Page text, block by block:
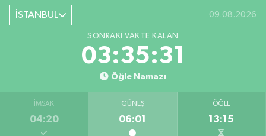
İSTANBUL 09.08.2026
SONRAKI VAKTE KALAN
03:35:31
Öğle Namazı
İMSAK
04:20
GÜNEŞ
06:01
ÖĞLE
13:15